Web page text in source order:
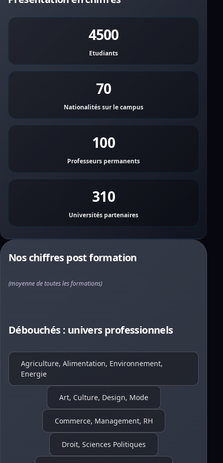
4500
Etudiants
70
Nationalités sur le campus
100
Professeurs permanents
310
Universités partenaires
Nos chiffres post formation
(moyenne de toutes les formations)
Débouchés : univers professionnels
Agriculture, Alimentation, Environnement,
Energie
Art, Culture, Design, Mode
Commerce, Management, RH
Droit, Sciences Politiques